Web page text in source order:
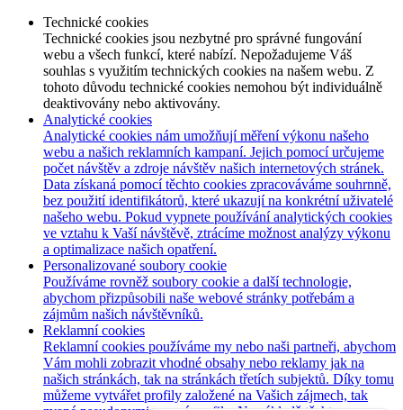
Technické cookies
Technické cookies jsou nezbytné pro správné fungování
webu a všech funkcí, které nabízí. Nepožadujeme Váš
souhlas s využitím technických cookies na našem webu. Z
tohoto důvodu technické cookies nemohou být individuálně
deaktivovány nebo aktivovány.
Analytické cookies
Analytické cookies nám umožňují měření výkonu našeho
webu a našich reklamních kampaní. Jejich pomocí určujeme
počet návštěv a zdroje návštěv našich internetových stránek.
Data získaná pomocí těchto cookies zpracováváme souhrnně,
bez použití identifikátorů, které ukazují na konkrétní uživatelé
našeho webu. Pokud vypnete používání analytických cookies
ve vztahu k Vaší návštěvě, ztrácíme možnost analýzy výkonu
a optimalizace našich opatření.
Personalizované soubory cookie
Používáme rovněž soubory cookie a další technologie,
abychom přizpůsobili naše webové stránky potřebám a
zájmům našich návštěvníků.
Reklamní cookies
Reklamní cookies používáme my nebo naši partneři, abychom
Vám mohli zobrazit vhodné obsahy nebo reklamy jak na
našich stránkách, tak na stránkách třetích subjektů. Díky tomu
můžeme vytvářet profily založené na Vašich zájmech, tak